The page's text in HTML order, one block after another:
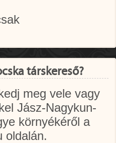
társkereső?
meg vele vagy
Jász-Nagykun-
környékéről a
oldalán.